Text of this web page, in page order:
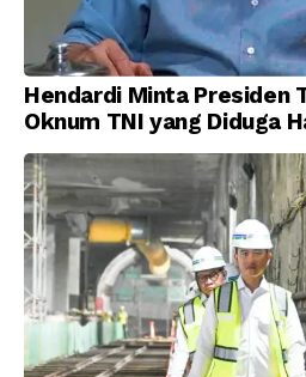
Hendardi Minta Presiden
Oknum TNI yang Diduga
Korupsi